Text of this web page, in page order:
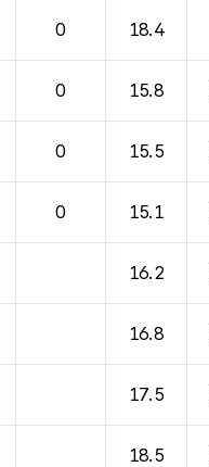
0 18.4
0 15.8
0 15.5
0 15.1
16.2
16.8
17.5
18.5